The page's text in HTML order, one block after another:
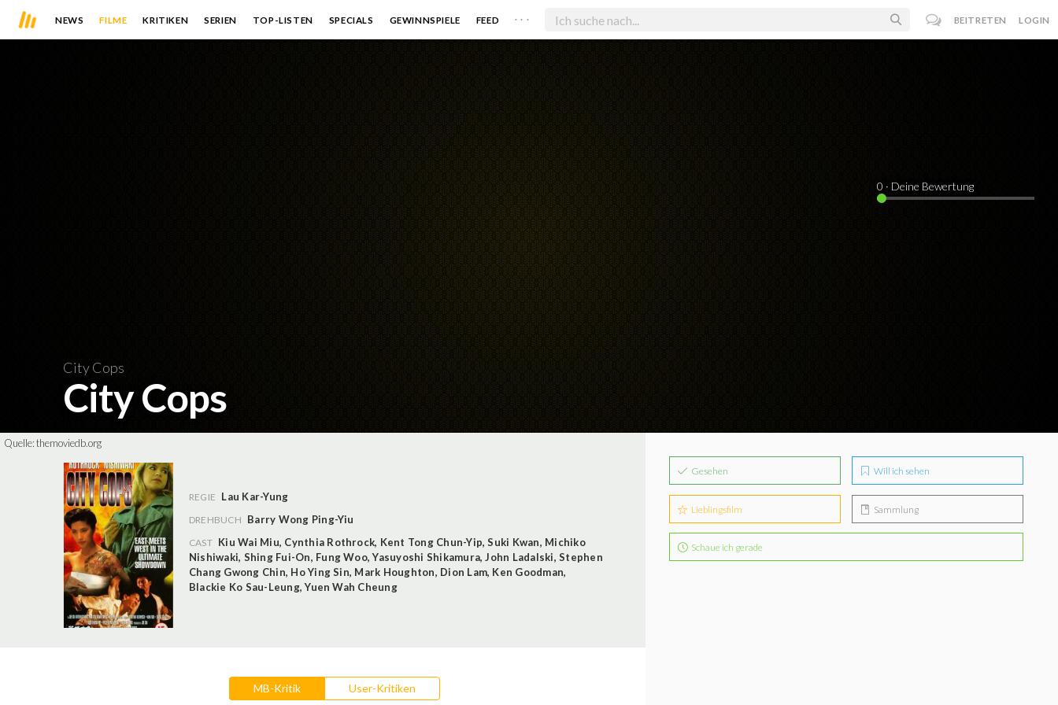
NEWS FILME KRITIKEN SERIEN TOP-LISTEN SPECIALS GEWINNSPIELE FEED . . . BEITRETEN LOGIN
City Cops
City Cops
0 · Deine Bewertung
Quelle:themoviedb.org
REGIE Lau Kar-Yung
DREHBUCH Barry Wong Ping-Yiu
CAST Kiu Wai Miu, Cynthia Rothrock, Kent Tong Chun-Yip,Suki Kwan, Michiko
Nishiwaki, Shing Fui-On, Fung Woo,Yasuyoshi Shikamura,John Ladalski,Stephen
Chang Gwong Chin, Ho Ying Sin, Mark Houghton, Dion Lam, Ken Goodman,
Blackie Ko Sau-Leung,Yuen Wah Cheung
MB-Kritik User-Kritiken
Gesehen Will ich sehen
Lieblingsfilm Sammlung
Schaue ich gerade